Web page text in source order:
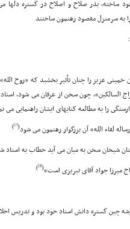
ساخته، بذر صلاح و اصلاح در گستره دلها
به سرمنزل مقصود رهنمون ساختند
عزیز را چنان تأثیر بخشید که «روح
السالکین»، چون سخن از عرفان مى شود،
را به مطالعه کتابهاى ایشان راهنمایى مى
لقاء الله» آن بزرگوار رهنمون مى شود(
[7]
)
شیخان سخن به میان مى آید خطاب به
میرزا جواد آقاى تبریزى است»(
[8]
)
چین گستره دانش استاد خود بود و تدریس